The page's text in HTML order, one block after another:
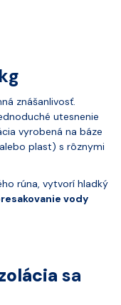
znášanlivosť.
utesnenie
vyrobená na báze
plast) s rôznymi
rúna, vytvorí hladký
vody
sa